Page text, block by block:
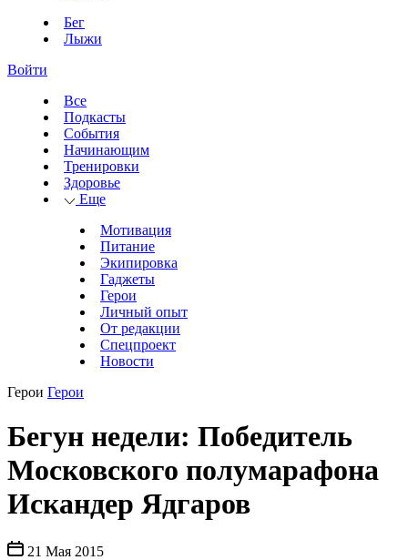
Бег
Лыжи
Войти
Все
Подкасты
События
Начинающим
Тренировки
Здоровье
Еще
Мотивация
Питание
Экипировка
Гаджеты
Герои
Личный опыт
От редакции
Спецпроект
Новости
Герои Герои
Бегун недели: Победитель
Московского полумарафона
Искандер Ядгаров
21 Мая 2015